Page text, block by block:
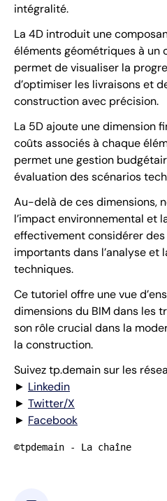
intégralité.
La 4D introduit une
éléments géométriques à un
permet de visualiser la
d’optimiser les livraisons et
construction avec précision.
La 5D ajoute une dimension
coûts associés à chaque
permet une gestion
évaluation des scénarios
Au-delà de ces dimensions,
l’impact environnemental et
effectivement considérer
importants dans l’analyse et
techniques.
Ce tutoriel offre une vue
dimensions du BIM dans les
son rôle crucial dans la
la construction.
Suivez tp.demain sur les
► Linkedin
► Twitter/X
► Facebook
©tpdemain - La chaîne